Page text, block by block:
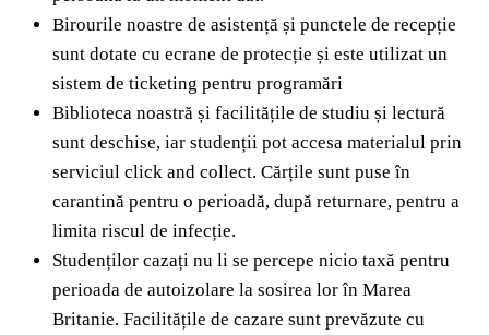
Birourile noastre de asistență și punctele de recepție
sunt dotate cu ecrane de protecție și este utilizat un
sistem de ticketing pentru programări
Biblioteca noastră și facilitățile de studiu și lectură
sunt deschise, iar studenții pot accesa materialul prin
serviciul click and collect. Cărțile sunt puse în
carantină pentru o perioadă, după returnare, pentru a
limita riscul de infecție.
Studenților cazați nu li se percepe nicio taxă pentru
perioada de autoizolare la sosirea lor în Marea
Britanie. Facilitățile de cazare sunt prevăzute cu